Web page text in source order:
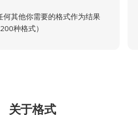
何其他你需要的格式作为结果
种格式）
关于格式